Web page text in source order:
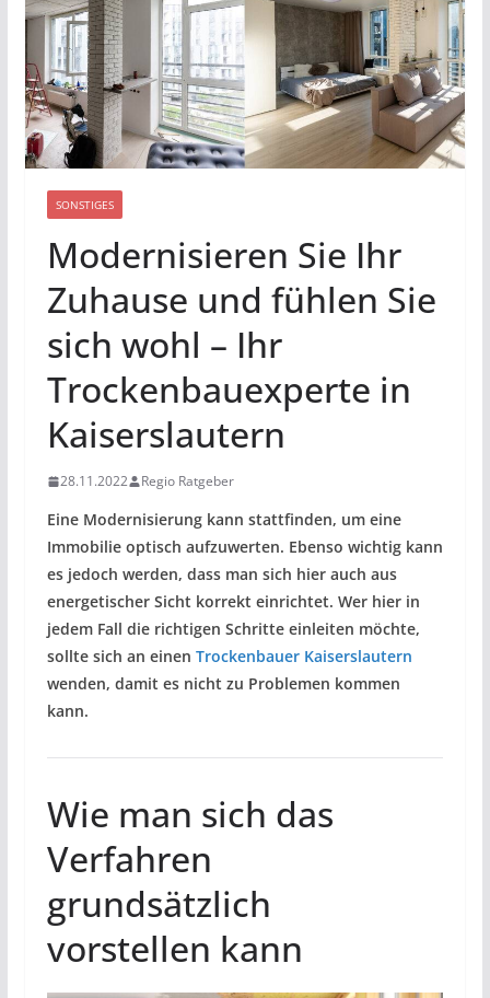
SONSTIGES
Modernisieren Sie Ihr
Zuhause und fühlen Sie
sich wohl – Ihr
Trockenbauexperte in
Kaiserslautern
28.11.2022 Regio Ratgeber
Eine Modernisierung kann stattfinden, um eine
Immobilie optisch aufzuwerten. Ebenso wichtig kann
es jedoch werden, dass man sich hier auch aus
energetischer Sicht korrekt einrichtet. Wer hier in
jedem Fall die richtigen Schritte einleiten möchte,
sollte sich an einen Trockenbauer Kaiserslautern
wenden, damit es nicht zu Problemen kommen
kann.
Wie man sich das
Verfahren
grundsätzlich
vorstellen kann